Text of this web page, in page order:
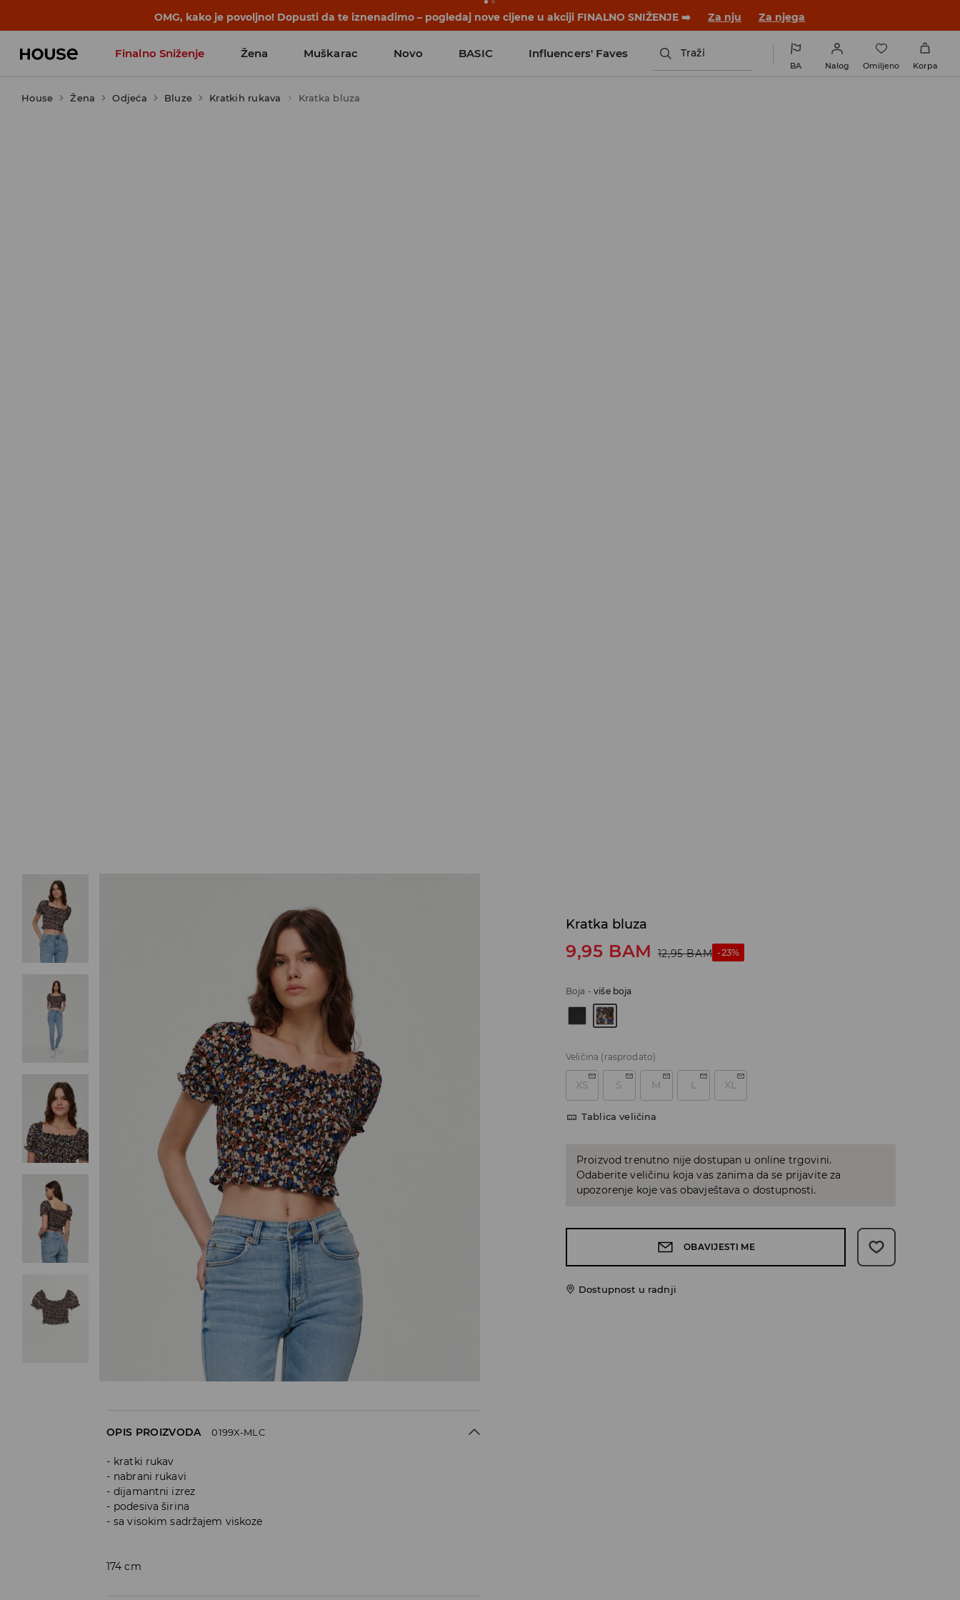
BACK TO SCHOOL 📒Najbolje priče počinju prije prvog školskog zvona. Započni školsku godinu u novom outfitu! Za nju Za njega
Finalno Sniženje Žena Muškarac Novo BASIC Influencers' Faves Traži
BA Nalog Omiljeno Korpa
House Žena Odjeća Bluze Kratkih rukava Kratka bluza
Kratka bluza
9,95 BAM 12,95 BAM -23%
Boja -više boja
Veličina (rasprodato)
XS S M L XL
Tablica veličina
Proizvod trenutno nije dostupan u online trgovini.
Odaberite veličinu koja vas zanima da se prijavite za
upozorenje koje vas obavještava o dostupnosti.
OBAVIJESTI ME
Dostupnost u radnji
OPIS PROIZVODA 0199X-MLC
kratki rukav
nabrani rukavi
dijamantni izrez
podesiva širina
sa visokim sadržajem viskoze
174 cm